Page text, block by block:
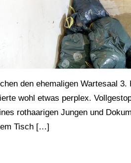
den ehemaligen Wartesaal
wohl etwas perplex.
rothaarigen Jungen und
Tisch […]